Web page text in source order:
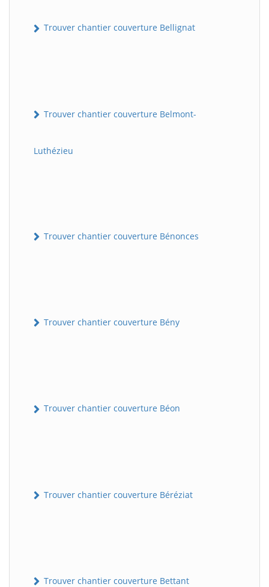
Trouver chantier couverture Bellignat
Trouver chantier couverture Belmont-
Luthézieu
Trouver chantier couverture Bénonces
Trouver chantier couverture Bény
Trouver chantier couverture Béon
Trouver chantier couverture Béréziat
Trouver chantier couverture Bettant